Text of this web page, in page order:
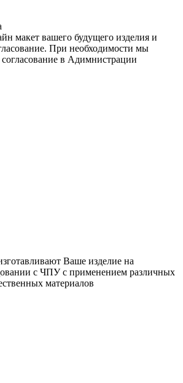
макет вашего будущего изделия и
При необходимости мы
в Адимнистрации
Ваше изделие на
с ЧПУ с применением различных
материалов